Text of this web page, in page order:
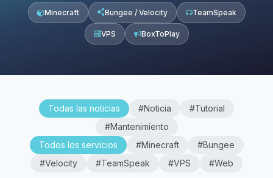
Minecraft Bungee / Velocity TeamSpeak
VPS BoxToPlay
Todas las noticias #Noticia
#Tutorial
#Mantenimiento
Todos los servicios
#Minecraft
#Bungee
#Velocity
#TeamSpeak #VPS #Web